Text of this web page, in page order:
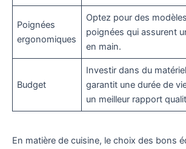
Poignées
ergonomiques
Optez pour des
poignées qui assurent
en main.
Budget
Investir dans du
garantit une durée de
un meilleur rapport
En matière de cuisine, le choix des bons